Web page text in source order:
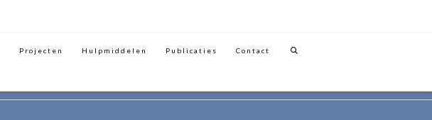
Projecten Hulpmiddelen Publicaties Contact